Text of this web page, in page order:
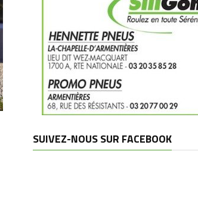
SUIVEZ-NOUS SUR FACEBOOK